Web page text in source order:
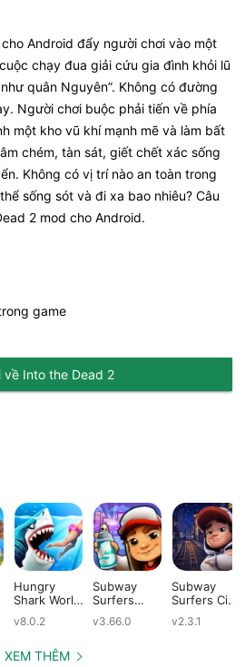
Android đẩy người chơi vào một
chạy đua giải cứu gia đình khỏi lũ
quân Nguyên”. Không có đường
Người chơi buộc phải tiến về phía
một kho vũ khí mạnh mẽ và làm bất
chém, tàn sát, giết chết xác sống
Không có vị trí nào an toàn trong
sống sót và đi xa bao nhiêu? Câu
2 mod cho Android.
game
về Into the Dead 2
Hungry
Shark World
v8.0.2
Subway
Surfers
v3.66.0
Subway
Surfers City
v2.3.1
XEM THÊM